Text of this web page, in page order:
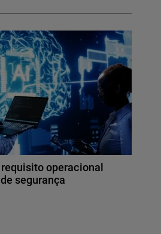
operacional
segurança